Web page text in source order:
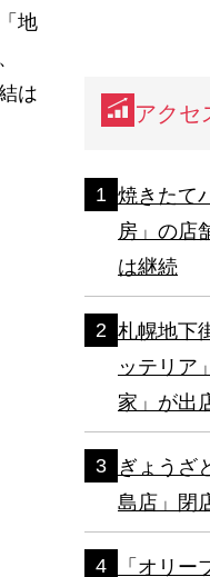
地
は
アクセ
焼きたて
房」の店
は継続
札幌地下
ッテリア
家」が出
ぎょうざ
島店」閉
「オリー